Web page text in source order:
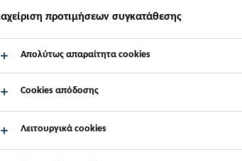
Shanghai Greenland Group Headquarters
προτιμήσεων συγκατάθεσης
Απολύτως απαραίτητα cookies
Cookies απόδοσης
Λειτουργικά cookies